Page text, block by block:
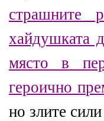
страшните
хайдушката
място в
героично
но злите